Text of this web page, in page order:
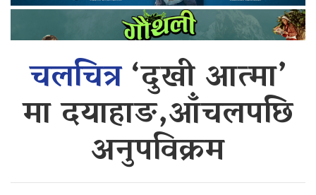
चलचित्र‘दुखी आत्मा’
मा दयाहाङ,आँचलपछि
अनुपविक्रम